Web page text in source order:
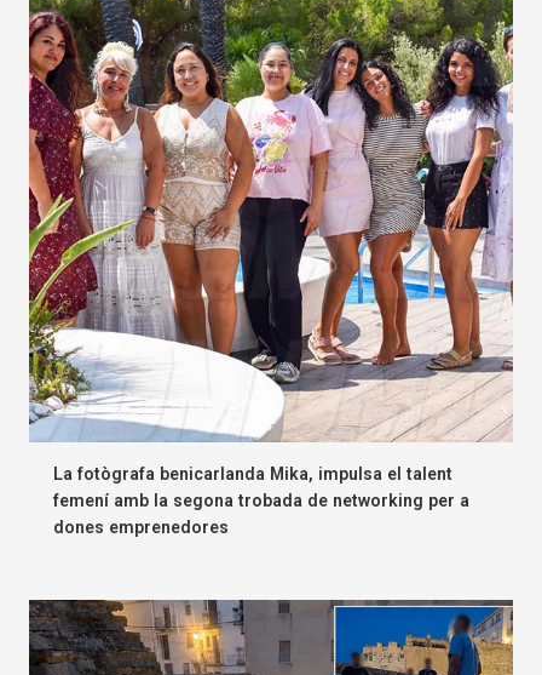
La fotògrafa benicarlanda Mika, impulsa el talent
femení amb la segona trobada de networking per a
dones emprenedores